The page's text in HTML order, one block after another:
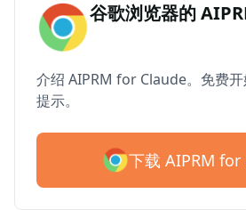
谷歌浏览器的
介绍 AIPRM for Claude。免费
提示。
下载 AIPRM for